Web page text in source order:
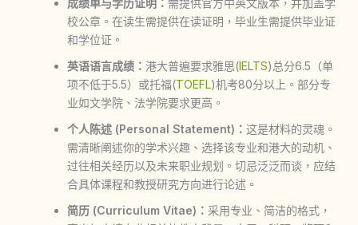
成绩单与学历证明： 需提供官方中英文版本，并加盖学
校公章。在读生需提供在读证明，毕业生需提供毕业证
和学位证。
英语语言成绩： 港大普遍要求雅思(IELTS)总分6.5（单
项不低于5.5）或托福(TOEFL)机考80分以上。部分专
业如文学院、法学院要求更高。
个人陈述 (Personal Statement)： 这是材料的灵魂。
需清晰阐述你的学术兴趣、选择该专业和港大的动机、
过往相关经历以及未来职业规划。切忌泛泛而谈，应结
合具体课程和教授研究方向进行论述。
简历 (Curriculum Vitae)： 采用专业、简洁的格式，